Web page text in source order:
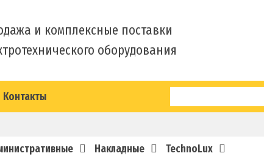
и комплексные поставки
оборудования
Контакты
Накладные
TechnoLux